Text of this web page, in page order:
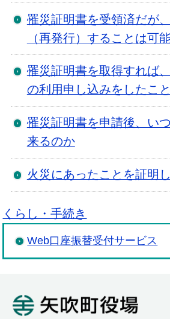
罹災証明書を受領済だが
（再発行）することは可
罹災証明書を取得すれば
の利用申し込みをしたこ
罹災証明書を申請後、い
来るのか
火災にあったことを証明
くらし・手続き
Web口座振替受付サービス